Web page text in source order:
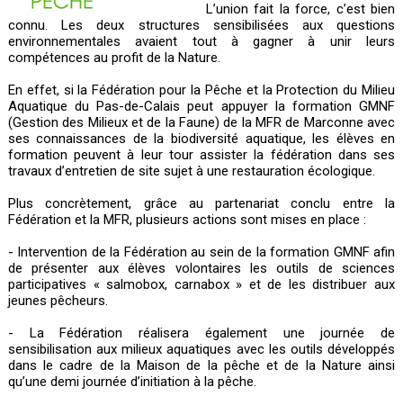
L’union fait la force, c’est bien
connu. Les deux structures sensibilisées aux questions
environnementales avaient tout à gagner à unir leurs
compétences au profit de la Nature.
En effet, si la Fédération pour la Pêche et la Protection du Milieu
Aquatique du Pas-de-Calais peut appuyer la formation GMNF
(Gestion des Milieux et de la Faune) de la MFR de Marconne avec
ses connaissances de la biodiversité aquatique, les élèves en
formation peuvent à leur tour assister la fédération dans ses
travaux d’entretien de site sujet à une restauration écologique.
Plus concrètement, grâce au partenariat conclu entre la
Fédération et la MFR, plusieurs actions sont mises en place :
- Intervention de la Fédération au sein de la formation GMNF afin
de présenter aux élèves volontaires les outils de sciences
participatives « salmobox, carnabox » et de les distribuer aux
jeunes pêcheurs.
- La Fédération réalisera également une journée de
sensibilisation aux milieux aquatiques avec les outils développés
dans le cadre de la Maison de la pêche et de la Nature ainsi
qu’une demi journée d’initiation à la pêche.